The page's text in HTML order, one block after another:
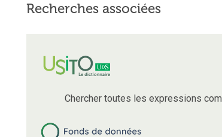
Recherches associées
Chercher toutes les expressions